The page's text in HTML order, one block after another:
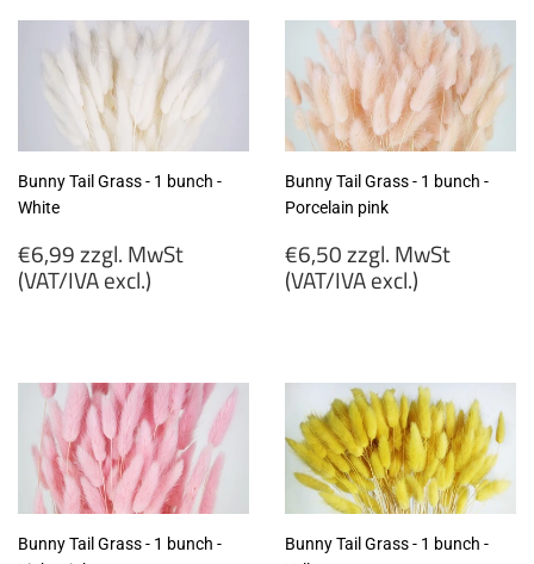
MwSt
(VAT/IVA
excl.)
MwSt
(VAT/IVA
excl.)
Bunny Tail Grass - 1 bunch -
White
Regular
price
€6,99 zzgl. MwSt
(VAT/IVA excl.)
MwSt
(VAT/IVA
excl.)
Bunny Tail Grass - 1 bunch -
Porcelain pink
Regular
price
€6,50 zzgl. MwSt
(VAT/IVA excl.)
MwSt
(VAT/IVA
excl.)
Bunny Tail Grass - 1 bunch -
Bunny Tail Grass - 1 bunch -